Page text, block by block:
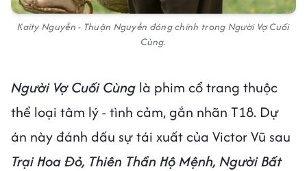
Kaity Nguyễn - Thuận Nguyễn đóng chính trong Người Vợ Cuối
Cùng.
Người Vợ Cuối Cùng là phim cổ trang thuộc
thể loại tâm lý - tình cảm, gắn nhãn T18. Dự
án này đánh dấu sự tái xuất của Victor Vũ sau
Trại Hoa Đỏ, Thiên Thần Hộ Mệnh, Người Bất